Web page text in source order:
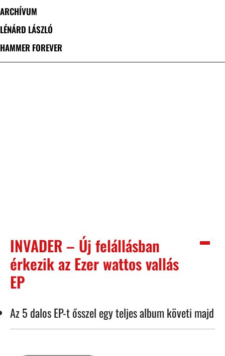
ARCHÍVUM
LÉNÁRD LÁSZLÓ
HAMMER FOREVER
INVADER – Új felállásban
érkezik az Ezer wattos vallás
EP
Az 5 dalos EP-t ősszel egy teljes album követi majd